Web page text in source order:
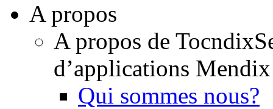
A propos
A propos de Tocndix
d’applications Mendix
Qui sommes nous?